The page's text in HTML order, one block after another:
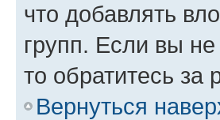
что добавлять
групп. Если вы
то обратитесь за
Вернуться